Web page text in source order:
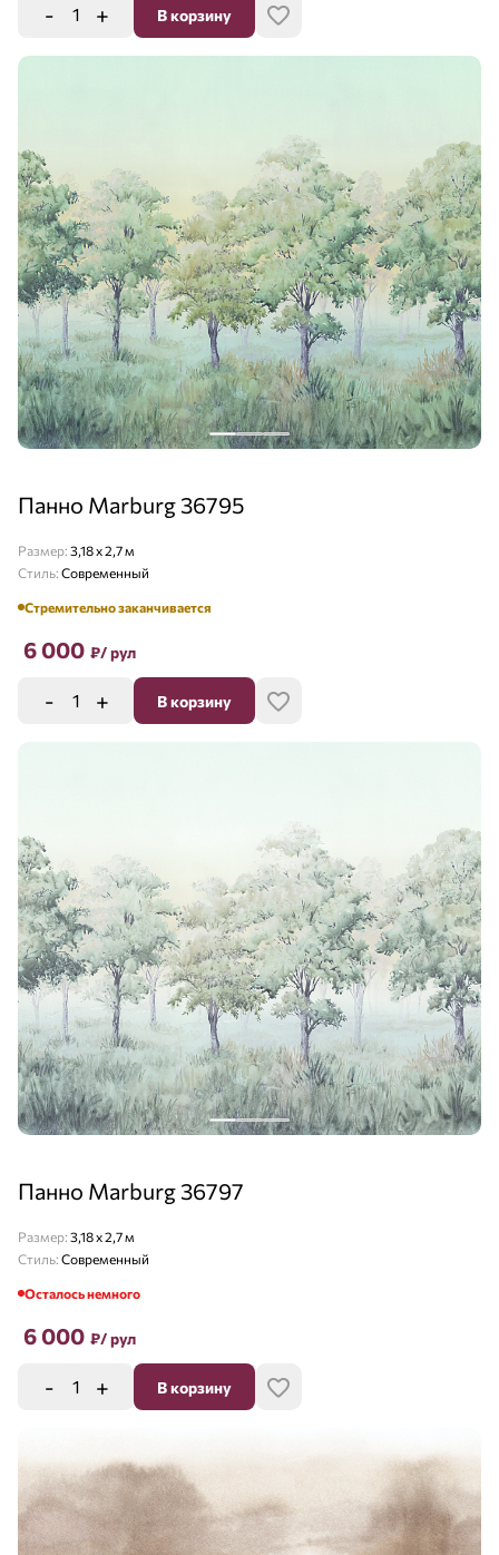
- + В корзину
Панно Marburg 36795
Размер: 3,18 х 2,7 м
Стиль: Современный
Стремительно заканчивается
6 000 ₽/ рул
- + В корзину
Панно Marburg 36797
Размер: 3,18 х 2,7 м
Стиль: Современный
Осталось немного
6 000 ₽/ рул
- + В корзину